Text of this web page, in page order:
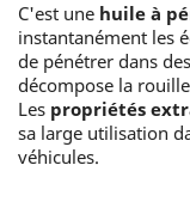
C'est une huile à
instantanément les
de pénétrer dans
décompose la
Les propriétés
sa large utilisation
véhicules.